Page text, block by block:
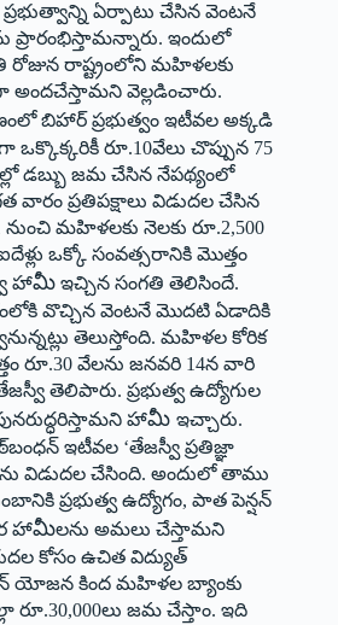
ఏర్పాటు చేసిన వెంటనే
ఇందులో
రోజున రాష్ట్రంలోని మహిళలకు
అందచేస్తామని వెల్లడించారు.
బిహార్‌ ‌ప్రభుత్వం ఇటీవల అక్కడి
రూ.10వేలు చొప్పున 75
డబ్బు జమ చేసిన నేపథ్యంలో
వారం ప్రతిపక్షాలు విడుదల చేసిన
మహిళలకు నెలకు రూ.2,500
ఒక్కో సంవత్సరానికి మొత్తం
హామీ ఇచ్చిన సంగతి తెలిసిందే.
వొచ్చిన వెంటనే మొదటి ఏడాదికి
తెలుస్తోంది. మహిళల కోరిక
రూ.30 వేలను జనవరి 14న వారి
తెలిపారు. ప్రభుత్వ ఉద్యోగుల
హామీ ఇచ్చారు.
ఇటీవల ‘తేజస్వీ ప్రతిజ్ఞా
విడుదల చేసింది. అందులో తాము
ప్రభుత్వ ఉద్యోగం, పాత పెన్షన్‌
హామీలను అమలు చేస్తామని
కోసం ఉచిత విద్యుత్‌
‌యోజన కింద మహిళల బ్యాంకు
రూ.30,000లు జమ చేస్తాం. ఇది